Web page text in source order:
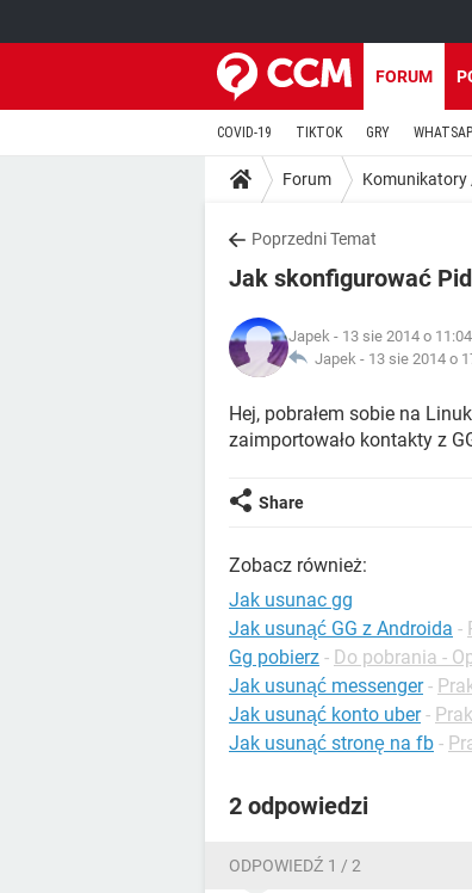
FORUM
COVID-19 TIKTOK GRY
Forum Komunikatory
Poprzedni Temat
Jak skonfigurować
Japek - 13 sie 2014 o 11:04
Japek - 13 sie 2014 o
Hej, pobrałem sobie na
zaimportowało kontakty z
Share
Zobacz również:
Jak usunac gg
Jak usunąć GG z Androida -
Gg pobierz - Do pobrania -
Jak usunąć messenger -
Jak usunąć konto uber -
Jak usunąć stronę na fb -
2 odpowiedzi
ODPOWIEDŹ 1 / 2